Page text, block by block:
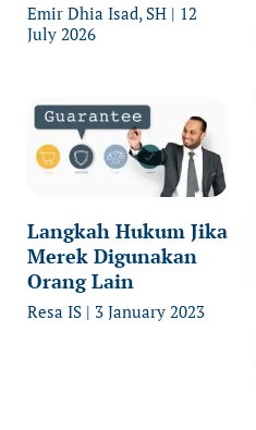
Emir Dhia Isad, SH
12
July 2026
Langkah Hukum Jika
Merek Digunakan
Orang Lain
Resa IS 3 January 2023